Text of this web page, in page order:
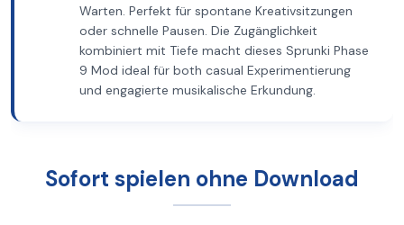
Warten. Perfekt für spontane Kreativsitzungen
oder schnelle Pausen. Die Zugänglichkeit
kombiniert mit Tiefe macht dieses Sprunki Phase
9 Mod ideal für both casual Experimentierung
und engagierte musikalische Erkundung.
Sofort spielen ohne Download